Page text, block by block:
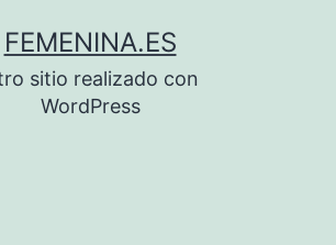
FEMENINA.ES
sitio realizado con
WordPress